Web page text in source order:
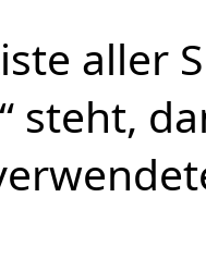
aller
steht,